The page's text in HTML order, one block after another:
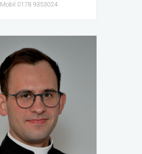
Mobil 0178 9353024